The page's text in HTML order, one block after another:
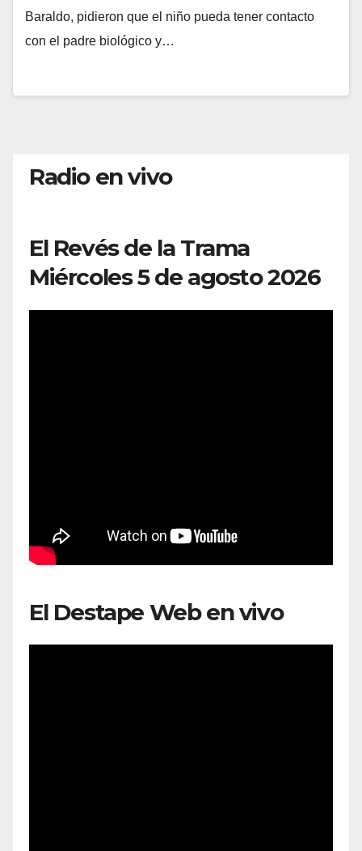
Baraldo, pidieron que el niño pueda tener contacto
con el padre biológico y…
Radio en vivo
El Revés de la Trama
Miércoles 5 de agosto 2026
El Destape Web en vivo